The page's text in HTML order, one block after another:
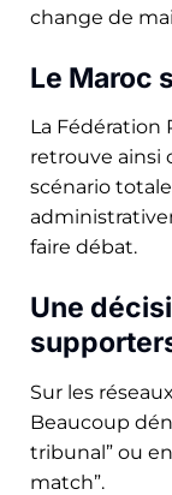
change de
Le Maroc
La Fédération
retrouve ainsi
scénario
faire débat.
Une
Sur les
Beaucoup
tribunal” ou
match”.